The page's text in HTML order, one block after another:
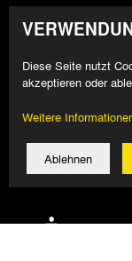
Diese Seite nutzt
akzeptieren oder
Weitere
Ablehnen